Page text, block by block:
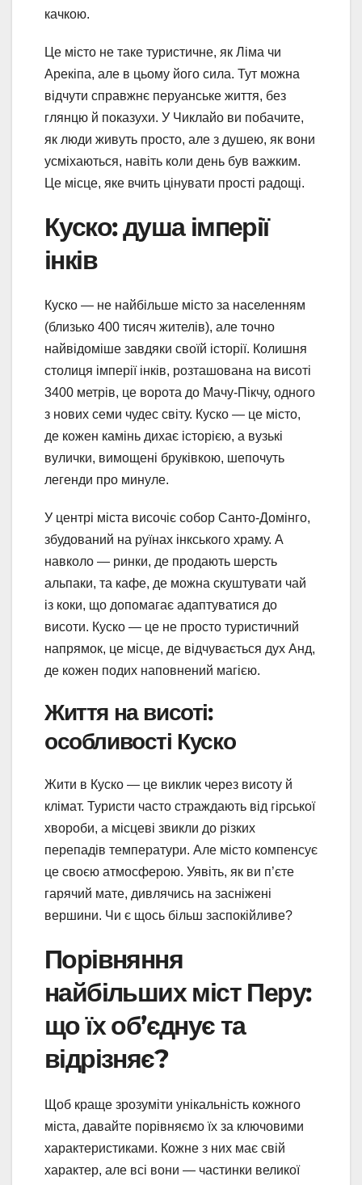
качкою.
Це місто не таке туристичне, як Ліма чи
Арекіпа, але в цьому його сила. Тут можна
відчути справжнє перуанське життя, без
глянцю й показухи. У Чиклайо ви побачите,
як люди живуть просто, але з душею, як вони
усміхаються, навіть коли день був важким.
Це місце, яке вчить цінувати прості радощі.
Куско: душа імперії
інків
Куско — не найбільше місто за населенням
(близько 400 тисяч жителів), але точно
найвідоміше завдяки своїй історії. Колишня
столиця імперії інків, розташована на висоті
3400 метрів, це ворота до Мачу-Пікчу, одного
з нових семи чудес світу. Куско — це місто,
де кожен камінь дихає історією, а вузькі
вулички, вимощені бруківкою, шепочуть
легенди про минуле.
У центрі міста височіє собор Санто-Домінго,
збудований на руїнах інкського храму. А
навколо — ринки, де продають шерсть
альпаки, та кафе, де можна скуштувати чай
із коки, що допомагає адаптуватися до
висоти. Куско — це не просто туристичний
напрямок, це місце, де відчувається дух Анд,
де кожен подих наповнений магією.
Життя на висоті:
особливості Куско
Жити в Куско — це виклик через висоту й
клімат. Туристи часто страждають від гірської
хвороби, а місцеві звикли до різких
перепадів температури. Але місто компенсує
це своєю атмосферою. Уявіть, як ви п’єте
гарячий мате, дивлячись на засніжені
вершини. Чи є щось більш заспокійливе?
Порівняння
найбільших міст Перу:
що їх об’єднує та
відрізняє?
Щоб краще зрозуміти унікальність кожного
міста, давайте порівняємо їх за ключовими
характеристиками. Кожне з них має свій
характер, але всі вони — частинки великої